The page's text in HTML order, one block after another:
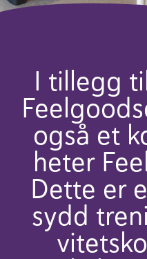
I tillegg
også et
heter
Dette er
sydd